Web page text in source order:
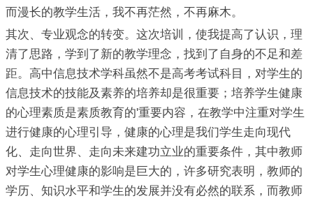
而漫长的教学生活，我不再茫然，不再麻木。
其次、专业观念的转变。这次培训，使我提高了认识，理
清了思路，学到了新的教学理念，找到了自身的不足和差
距。高中信息技术学科虽然不是高考考试科目，对学生的
信息技术的技能及素养的培养却是很重要；培养学生健康
的心理素质是素质教育的'重要内容，在教学中注重对学生
进行健康的心理引导，健康的心理是我们学生走向现代
化、走向世界、走向未来建功立业的重要条件，其中教师
对学生心理健康的影响是巨大的，许多研究表明，教师的
学历、知识水平和学生的发展并没有必然的联系，而教师